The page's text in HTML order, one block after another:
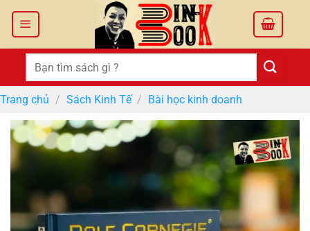
Tìm
kiếm:
Trang chủ / Sách Kinh Tế / Bài học kinh doanh